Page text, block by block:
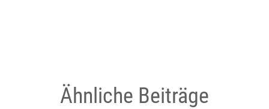
Ähnliche Beiträge